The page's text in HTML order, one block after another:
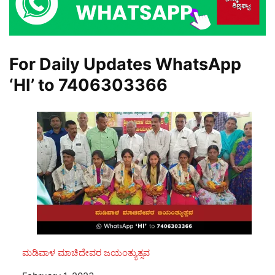
For Daily Updates WhatsApp
‘HI’ to 7406303366
ಮಡಿವಾಳ ಮಾಚಿದೇವರ ಜಯಂತ್ಯುತ್ಸವ